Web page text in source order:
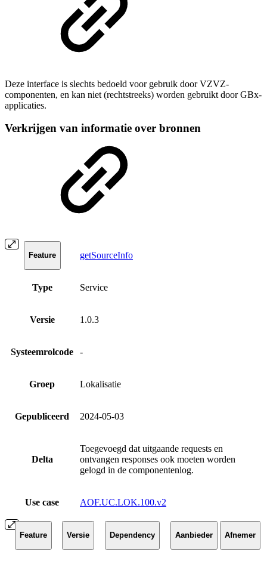
Deze interface is slechts bedoeld voor gebruik door VZVZ-
componenten, en kan niet (rechtstreeks) worden gebruikt door GBx-
applicaties.
Verkrijgen van informatie over bronnen
Feature getSourceInfo
Type Service
Versie 1.0.3
Systeemrolcode -
Groep Lokalisatie
Gepubliceerd 2024-05-03
Delta
Toegevoegd dat uitgaande requests en
ontvangen responses ook moeten worden
gelogd in de componentenlog.
Use case AOF.UC.LOK.100.v2
Feature Versie Dependency Aanbieder Afnemer